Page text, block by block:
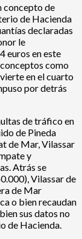
concepto de
de Hacienda
declaradas
le
euros en este
como
en el cuarto
por detrás
de tráfico en
de Pineda
de Mar, Vilassar
y
Atrás se
Vilassar de
de Mar
o bien recaudan
sus datos no
de Hacienda.